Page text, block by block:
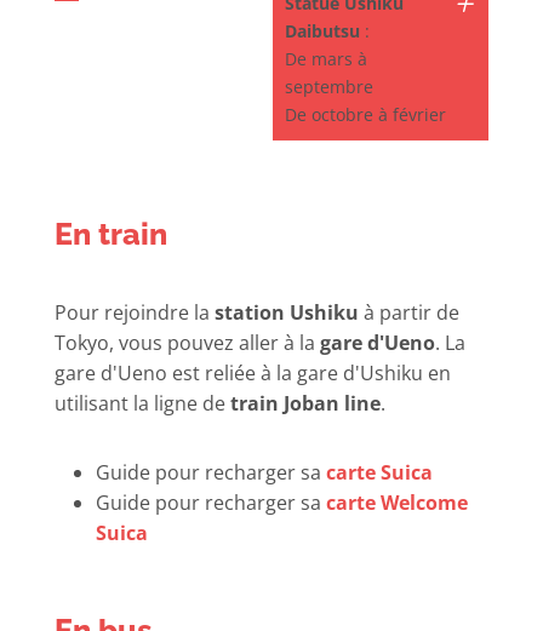
Daibutsu :
De mars à
septembre
De octobre à février
En train
Pour rejoindre la station Ushiku à partir de
Tokyo, vous pouvez aller à la gare d'Ueno. La
gare d'Ueno est reliée à la gare d'Ushiku en
utilisant la ligne detrain Joban line.
Guide pour recharger sa carte Suica
Guide pour recharger sa carte Welcome
Suica